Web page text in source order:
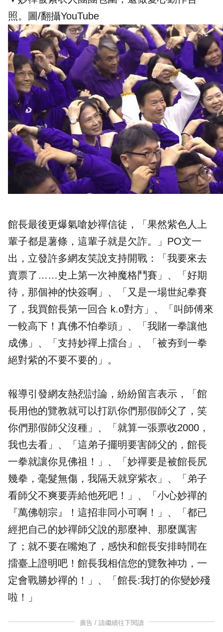
照。圖/翻攝YouTube
館長最後更爆氣嗆妙禪信徒，「果然紫色人上
輩子都是薯條，這輩子就是欠詐。」PO文一
出，立發許多網友笑說支持開戰：「我要來去
賣票了……史上第一次神魔格鬥賽」、「好期
待，那個神的快簽啊」、「又是一場世紀拳賽
了，我買館長第一回合 k.o對方」、「叫師傅來
一較高下！真佛不怕拳頭」、「我賭一拳讓他
成佛」、「支持妙禪上擂台」、「被夯到一拳
絕對紫的不要不要的」。
報導引發網友熱烈討論，紛紛留言表示，「館
長用他的覽教就可以打趴你們那假師父了，笑
你們那假師父沒種」、「就算一張票收2000，
我也去看」、「這弟子擺明要害師父的，館長
一拳就讓你見佛祖！」、「妙禪要是被館長尻
幾拳，毫髮無傷，我隔天就穿紫衣」、「弟子
看師父不爽要弄給他死吧！」、「小心妙禪的
『萬佛朝宗』！這招非同小可啊！」、「都已
經把自己的妙禪師父說的那麼神、那麼厲害
了；就不要在嘴炮了，感快和館長安排時間在
擂臺上證明吧！館長我相信您的覽敎神功，一
定會戰勝妙禪的！」、「館長:我打的你變妙殘
啦！」
廣告 / 請繼續往下閱讀